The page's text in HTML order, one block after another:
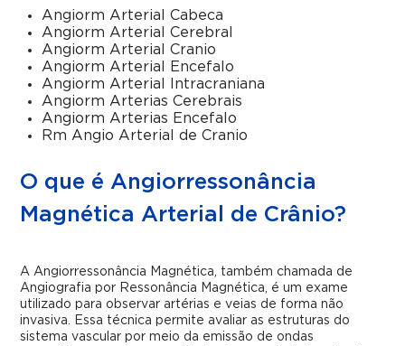
Angiorm Arterial Cabeca
Angiorm Arterial Cerebral
Angiorm Arterial Cranio
Angiorm Arterial Encefalo
Angiorm Arterial Intracraniana
Angiorm Arterias Cerebrais
Angiorm Arterias Encefalo
Rm Angio Arterial de Cranio
O que é Angiorressonância
Magnética Arterial de Crânio?
A Angiorressonância Magnética, também chamada de
Angiografia por Ressonância Magnética, é um exame
utilizado para observar artérias e veias de forma não
invasiva. Essa técnica permite avaliar as estruturas do
sistema vascular por meio da emissão de ondas